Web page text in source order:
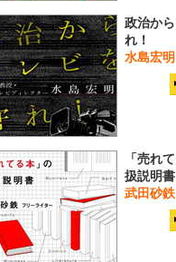
政治か
れ！
水島宏明
「売れ
扱説明書
武田砂鉄